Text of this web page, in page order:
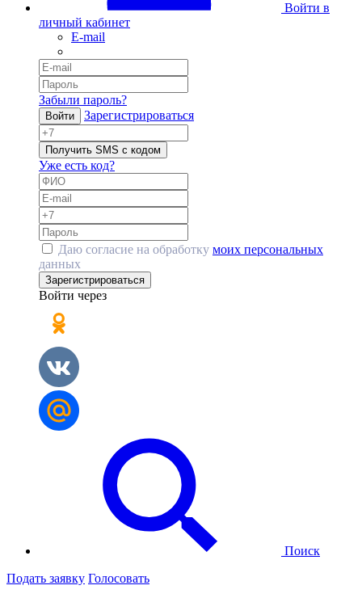
Войти в
личный кабинет
E-mail
Забыли пароль?
Войти Зарегистрироваться
Получить SMS с кодом
Уже есть код?
Даю согласие на обработку моих персональных
данных
Зарегистрироваться
Войти через
Поиск
Подать заявку Голосовать